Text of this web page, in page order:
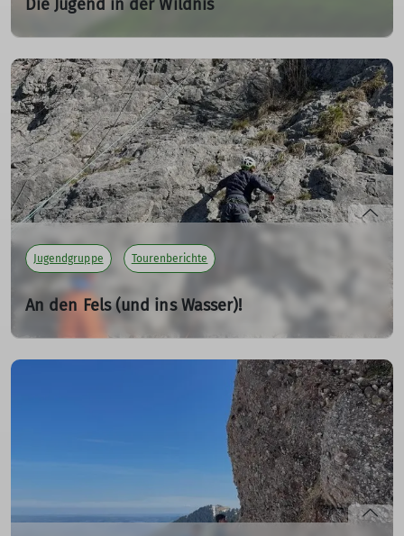
Die Jugend in der Wildnis
Tourenbericht
Am 29. Mai 2025 machte sich die Alpingruppe Isny
gemeinsam mit der Jugendgruppe auf den Weg ins
italienische Val Grande.
mehr erfahren
Jugendgruppe Tourenberichte
An den Fels (und ins Wasser)!
Tourenbericht
Am Sonntag (6. April) ging es für die Jugendgruppe in
diesem Sommer zum ersten Mal an den Fels.